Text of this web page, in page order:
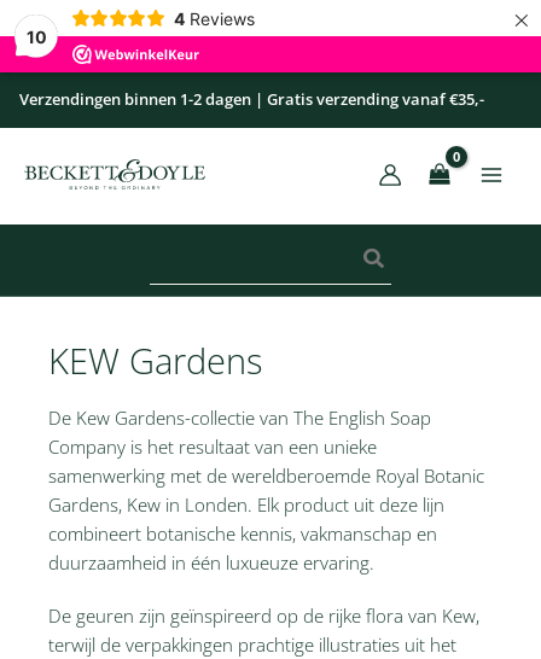
10
4 Reviews ×
Ga
naar
inhoud
Verzendingen binnen 1-2 dagen | Gratis verzending vanaf €35,-
KEW Gardens
De Kew Gardens-collectie van The English Soap
Company is het resultaat van een unieke
samenwerking met de wereldberoemde Royal Botanic
Gardens, Kew in Londen. Elk product uit deze lijn
combineert botanische kennis, vakmanschap en
duurzaamheid in één luxueuze ervaring.
De geuren zijn geïnspireerd op de rijke flora van Kew,
terwijl de verpakkingen prachtige illustraties uit het